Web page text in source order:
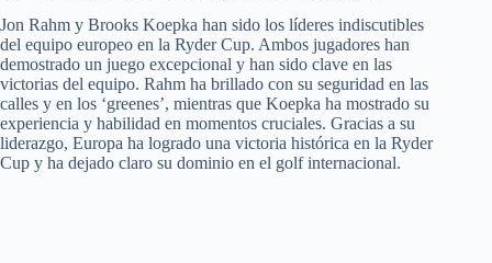
Jon Rahm y Brooks Koepka han sido los líderes indiscutibles
del equipo europeo en la Ryder Cup. Ambos jugadores han
demostrado un juego excepcional y han sido clave en las
victorias del equipo. Rahm ha brillado con su seguridad en las
calles y en los ‘greenes’, mientras que Koepka ha mostrado su
experiencia y habilidad en momentos cruciales. Gracias a su
liderazgo, Europa ha logrado una victoria histórica en la Ryder
Cup y ha dejado claro su dominio en el golf internacional.